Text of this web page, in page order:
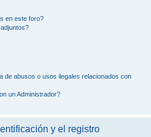
en este foro?
de abusos o usos ilegales relacionados con
un Administrador?
y el registro